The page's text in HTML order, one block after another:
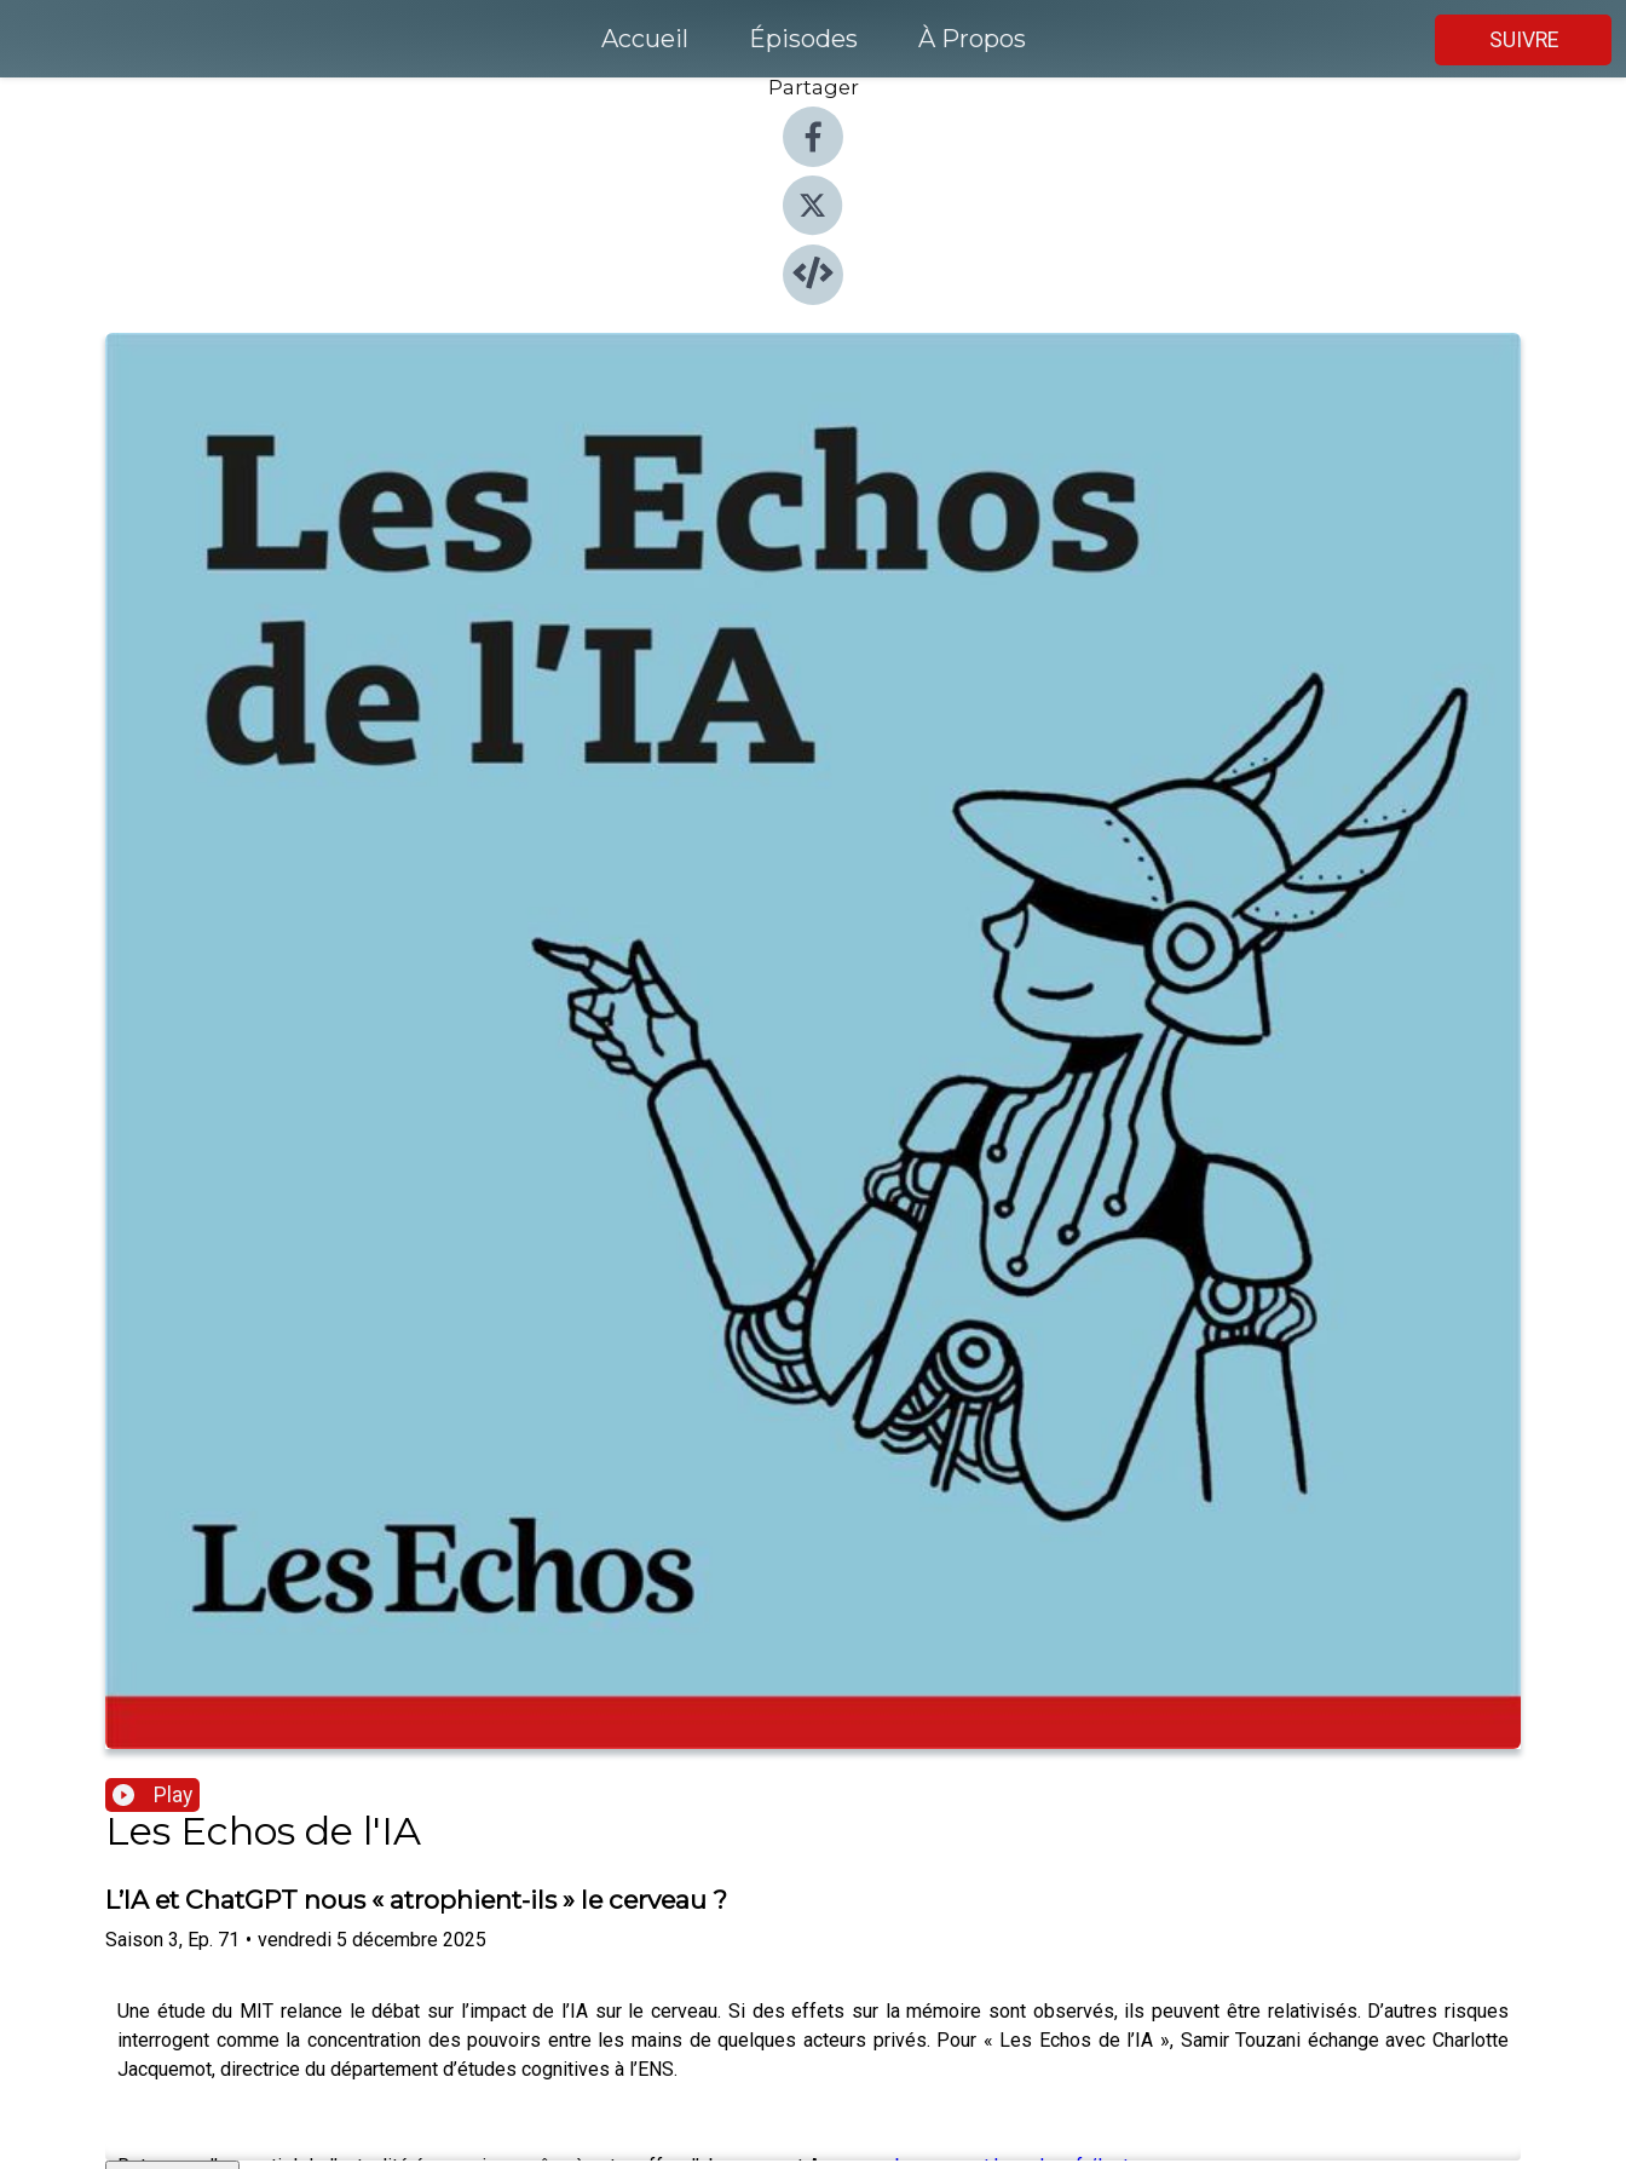
Accueil Épisodes À Propos
SUIVRE
Partager
Play
Les Echos de l'IA
L’IA et ChatGPT nous « atrophient-ils » le cerveau ?
Saison 3, Ep. 71 • vendredi 5 décembre 2025
Une étude du MIT relance le débat sur l’impact de l’IA sur le cerveau. Si des effets sur la mémoire sont observés, ils peuvent être relativisés. D’autres risques
interrogent comme la concentration des pouvoirs entre les mains de quelques acteurs privés. Pour « Les Echos de l’IA », Samir Touzani échange avec Charlotte
Jacquemot, directrice du département d’études cognitives à l’ENS.